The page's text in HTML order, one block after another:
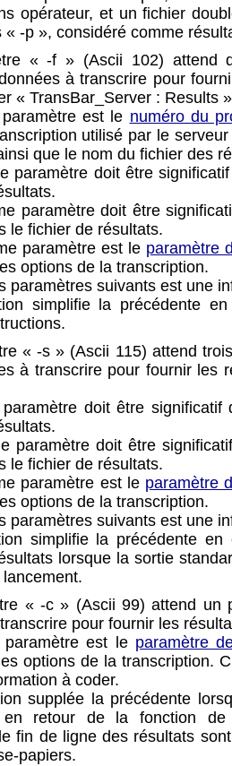
opérateur, et un fichier
« -p », considéré comme
« -f » (Ascii 102) attend
à transcrire pour
« TransBar_Server : Results
est le numéro du
utilisé par le
que le nom du fichier des
paramètre doit être
paramètre doit être
le fichier de résultats.
paramètre est le paramètre
options de la transcription.
paramètres suivants est une
simplifie la précédente
« -s » (Ascii 115) attend
à transcrire pour fournir les
doit être
paramètre doit être
le fichier de résultats.
paramètre est le paramètre
options de la transcription.
paramètres suivants est une
simplifie la précédente
lorsque la sortie
« -c » (Ascii 99) attend un
pour fournir les
est le paramètre
options de la transcription.
à coder.
supplée la précédente
en retour de la fonction de
fin de ligne des résultats
papiers.